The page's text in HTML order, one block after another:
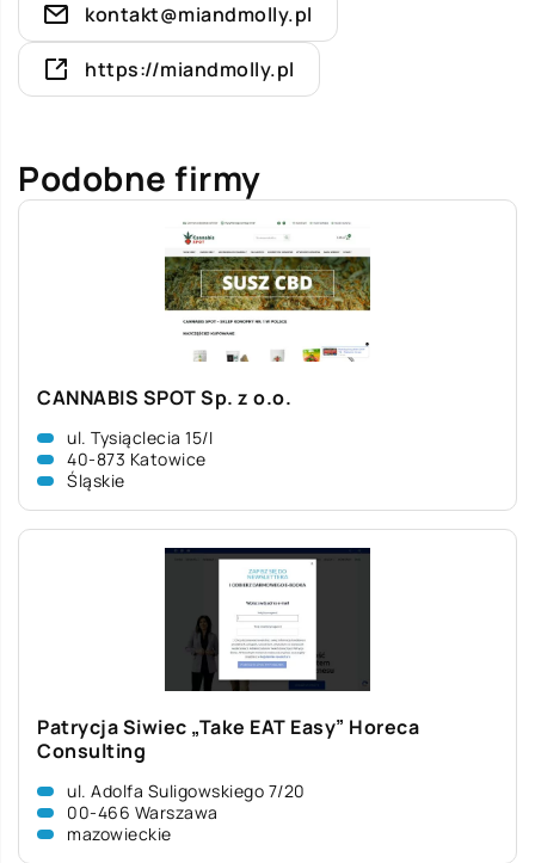
kontakt@miandmolly.pl
https://miandmolly.pl
Podobne firmy
CANNABIS SPOT Sp. z o.o.
ul. Tysiąclecia 15/I
40-873 Katowice
Śląskie
Patrycja Siwiec „Take EAT Easy” Horeca
Consulting
ul. Adolfa Suligowskiego 7/20
00-466 Warszawa
mazowieckie